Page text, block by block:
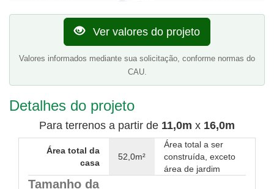
Ver valores do projeto
Valores informados mediante sua solicitação, conforme normas do
CAU.
Detalhes do projeto
Para terrenos a partir de 11,0m x 16,0m
Área total da
casa
52,0m²
Área total a ser
construída, exceto
área de jardim
Tamanho da